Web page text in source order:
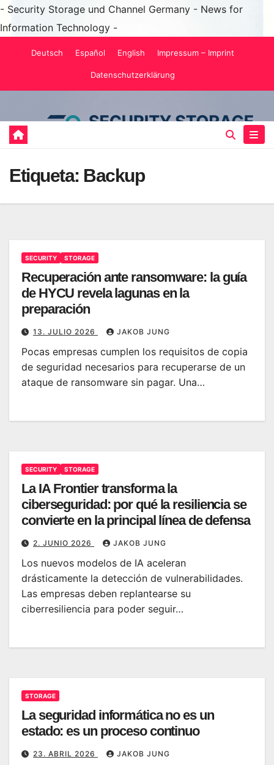
- Security Storage und Channel Germany - News for
Information Technology -
Deutsch Español English Impressum – Imprint
Datenschutzerklärung
Etiqueta: Backup
SECURITY STORAGE
Recuperación ante ransomware: la guía
de HYCU revela lagunas en la
preparación
13. JULIO 2026 JAKOB JUNG
Pocas empresas cumplen los requisitos de copia
de seguridad necesarios para recuperarse de un
ataque de ransomware sin pagar. Una…
SECURITY STORAGE
La IA Frontier transforma la
ciberseguridad: por qué la resiliencia se
convierte en la principal línea de defensa
2. JUNIO 2026 JAKOB JUNG
Los nuevos modelos de IA aceleran
drásticamente la detección de vulnerabilidades.
Las empresas deben replantearse su
ciberresiliencia para poder seguir…
STORAGE
La seguridad informática no es un
estado: es un proceso continuo
23. ABRIL 2026 JAKOB JUNG